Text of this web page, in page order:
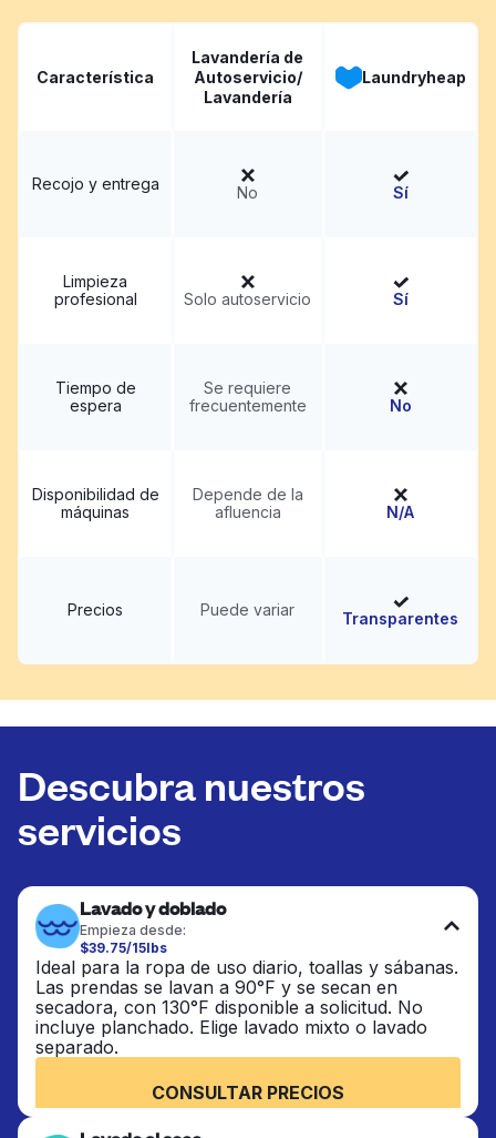
Característica
Lavandería de
Autoservicio/
Lavandería
Laundryheap
Recojo y entrega No Sí
Limpieza
profesional
Solo autoservicio Sí
Tiempo de
espera
Se requiere
frecuentemente
No
Disponibilidad de
máquinas
Depende de la
afluencia
N/A
Precios Puede variar Transparentes
Descubra nuestros
servicios
Lavado y doblado
Empieza desde:
$39.75/15lbs
Ideal para la ropa de uso diario, toallas y sábanas.
Las prendas se lavan a 90°F y se secan en
secadora, con 130°F disponible a solicitud. No
incluye planchado. Elige lavado mixto o lavado
separado.
CONSULTAR PRECIOS